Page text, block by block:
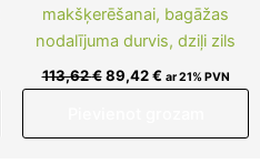
makšķerēšanai, bagāžas
nodalījuma durvis, dziļi zils
113,62€ 89,42€ ar 21% PVN